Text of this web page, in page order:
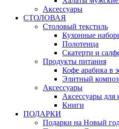
Аксессуары
СТОЛОВАЯ
Столовый текстиль
Кухонные
Полотенца
Скатерти и
Продукты питания
Кофе арабика в
Элитный
Аксессуары
Аксессуары для
Книги
ПОДАРКИ
Подарки на Новый